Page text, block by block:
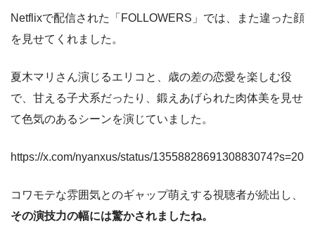
Netflixで配信された「FOLLOWERS」では、また違った顔
を見せてくれました。
夏木マリさん演じるエリコと、歳の差の恋愛を楽しむ役
で、甘える子犬系だったり、鍛えあげられた肉体美を見せ
て色気のあるシーンを演じていました。
https://x.com/nyanxus/status/1355882869130883074?s=20
コワモテな雰囲気とのギャップ萌えする視聴者が続出し、
その演技力の幅には驚かされましたね。